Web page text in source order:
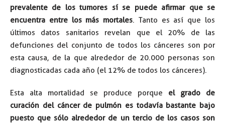
prevalente de los tumores sí se puede afirmar que se
encuentra entre los más mortales. Tanto es así que los
últimos datos sanitarios revelan que el 20% de las
defunciones del conjunto de todos los cánceres son por
esta causa, de la que alrededor de 20.000 personas son
diagnosticadas cada año (el 12% de todos los cánceres).
Esta alta mortalidad se produce porque el grado de
curación del cáncer de pulmón es todavía bastante bajo
puesto que sólo alrededor de un tercio de los casos son